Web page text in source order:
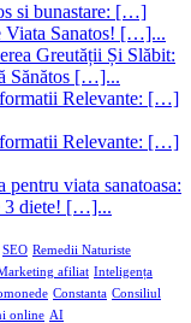
si bunastare: […]
Viata Sanatos! […]...
Greutății Și Slăbit:
Sănătos […]...
Relevante: […]
Relevante: […]
viata sanatoasa:
3 diete! […]...
SEO Remedii Naturiste
afiliat Inteligența
Constanta Consiliul
online AI